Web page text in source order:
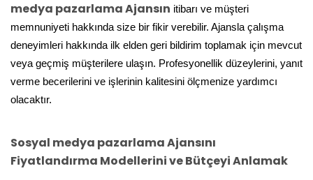
medya pazarlama Ajansın itibarı ve müşteri
memnuniyeti hakkında size bir fikir verebilir. Ajansla çalışma
deneyimleri hakkında ilk elden geri bildirim toplamak için mevcut
veya geçmiş müşterilere ulaşın. Profesyonellik düzeylerini, yanıt
verme becerilerini ve işlerinin kalitesini ölçmenize yardımcı
olacaktır.
Sosyal medya pazarlama Ajansını
Fiyatlandırma Modellerini ve Bütçeyi Anlamak